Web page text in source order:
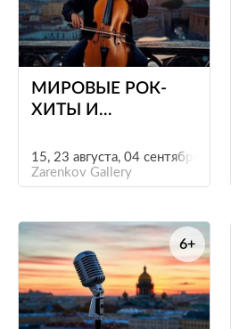
е
МИРОВЫЕ РОК-
ХИТЫ И
КРЫШЕ
15, 23 августа, 04 сентября
Zarenkov Gallery
е
6+